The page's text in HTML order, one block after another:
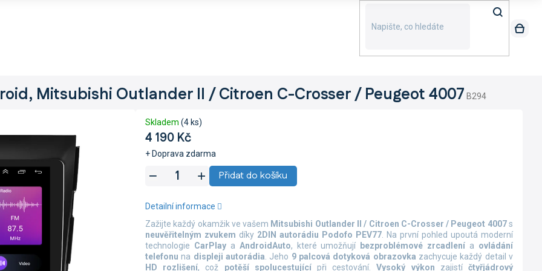
Mitsubishi Outlander II / Citroen C-Crosser / Peugeot 4007 B294
4 190 Kč
+ Doprava zdarma
Skladem (4 ks)
Přidat do košíku
Zažijte každý okamžik ve vašem Mitsubishi Outlander II / Citroen C-Crosser / Peugeot 4007s
neuvěřitelným zvukem díky 2DIN autorádiu Podofo PEV77 . Na první pohled upoutá moderní
technologie CarPlaya AndroidAuto, které umožňují bezproblémové zrcadlení a ovládání
telefonu na displeji autorádia . Jeho 9 palcová dotyková obrazovka zachycuje každý detail v
HD rozlišení, což potěší spolucestujícípři cestování.Vysoký výkon zajistíčtyřjádrový
Detailní informace